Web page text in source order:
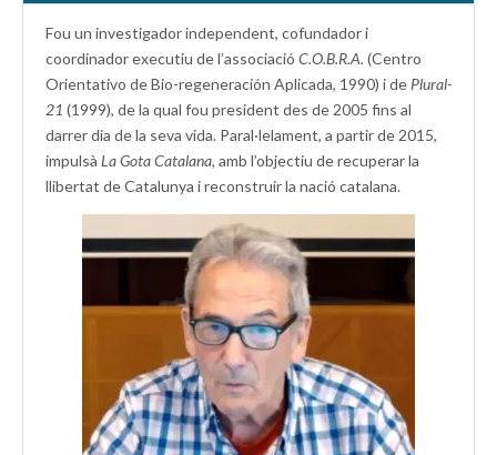
Fou un investigador independent, cofundador i
coordinador executiu de l’associació C.O.B.R.A. (Centro
Orientativo de Bio-regeneración Aplicada, 1990) i de Plural-
21 (1999), de la qual fou president des de 2005 fins al
darrer dia de la seva vida. Paral·lelament, a partir de 2015,
impulsà La Gota Catalana, amb l’objectiu de recuperar la
llibertat de Catalunya i reconstruir la nació catalana.